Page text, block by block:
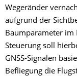
Wegeränder
aufgrund der
Baumparameter im
Steuerung soll
GNSS-Signalen
Befliegung die